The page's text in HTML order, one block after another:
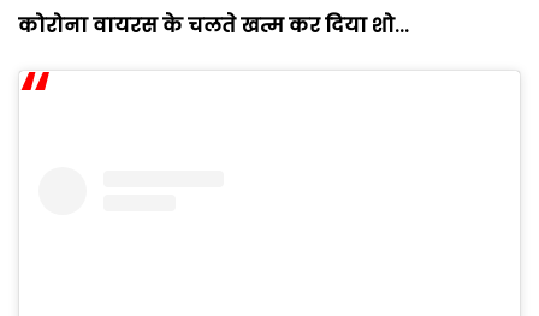
कोरोना वायरस के चलते खत्म कर दिया शो...